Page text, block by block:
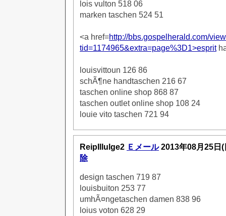
lois vulton 518 06
marken taschen 524 51
<a href=http://bbs.gospelherald.com/
tid=1174965&extra=page%3D1>esprit
louisvittoun 126 86
schÃ¶ne handtaschen 216 67
taschen online shop 868 87
taschen outlet online shop 108 24
louie vito taschen 721 94
ReipIllulge2 Ｅメール 2013年08月25日
除
design taschen 719 87
louisbuiton 253 77
umhÃ¤ngetaschen damen 838 96
loius voton 628 29